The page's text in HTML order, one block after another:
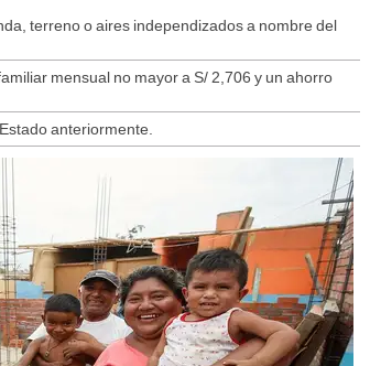
terreno o aires independizados a nombre del
mensual no mayor a S/ 2,706 y un ahorro
anteriormente.